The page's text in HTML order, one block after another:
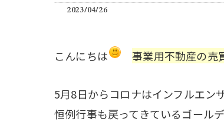
2023/04/26
こんにちは 事業用不動産の売
5月8日からコロナはインフルエン
恒例行事も戻ってきているゴール